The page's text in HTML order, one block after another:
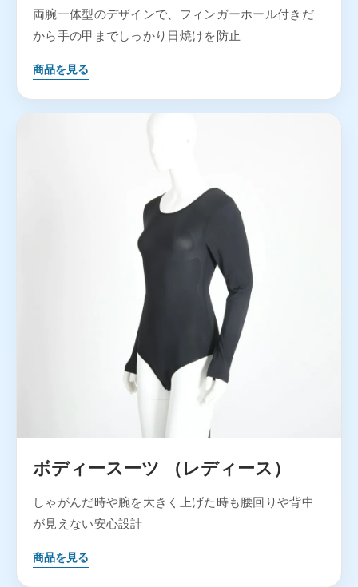
両腕一体型のデザインで、フィンガーホール付きだ
から手の甲までしっかり日焼けを防止
商品を見る
ボディースーツ （レディース）
しゃがんだ時や腕を大きく上げた時も腰回りや背中
が見えない安心設計
商品を見る